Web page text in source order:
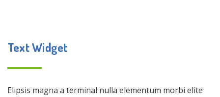
Text Widget
Elipsis magna a terminal nulla elementum morbi elite